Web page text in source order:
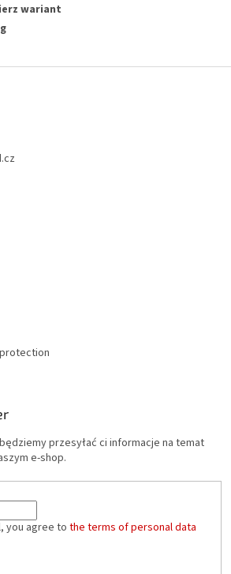
wariant
przesyłać ci informacje na temat
e-shop.
you agree to the terms of personal data